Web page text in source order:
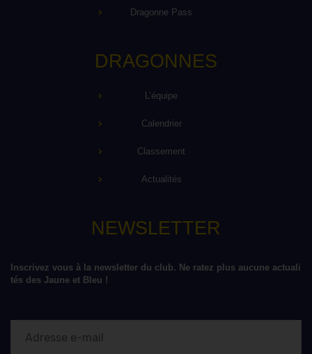
Dragonne Pass
DRAGONNES
L’équipe
Calendrier
Classement
Actualités
NEWSLETTER
Inscrivez vous à la newsletter du club. Ne ratez plus aucune actuali
tés des Jaune et Bleu !